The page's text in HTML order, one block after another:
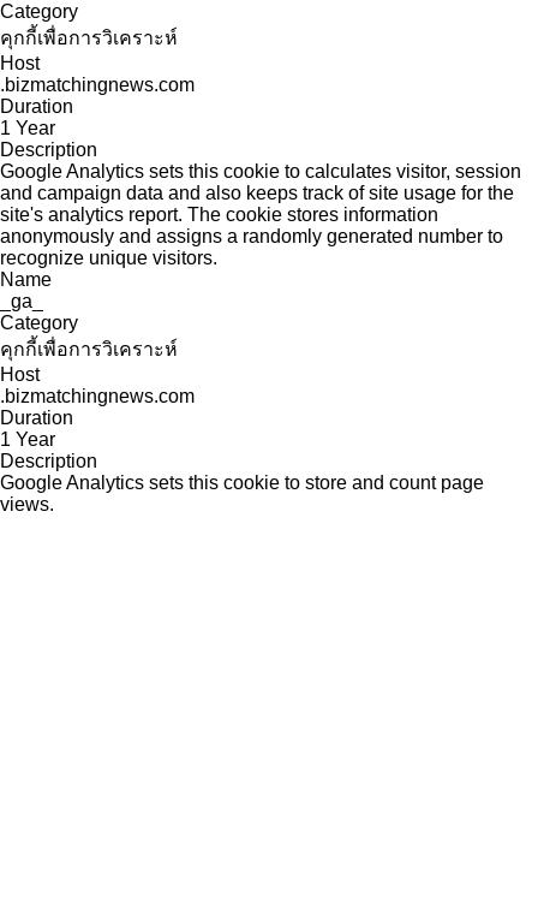
Category
คุกกี้เพื่อการวิเคราะห์
Host
.bizmatchingnews.com
Duration
1 Year
Description
Google Analytics sets this cookie to calculates visitor, session
and campaign data and also keeps track of site usage for the
site's analytics report. The cookie stores information
anonymously and assigns a randomly generated number to
recognize unique visitors.
Name
_ga_
Category
คุกกี้เพื่อการวิเคราะห์
Host
.bizmatchingnews.com
Duration
1 Year
Description
Google Analytics sets this cookie to store and count page
views.